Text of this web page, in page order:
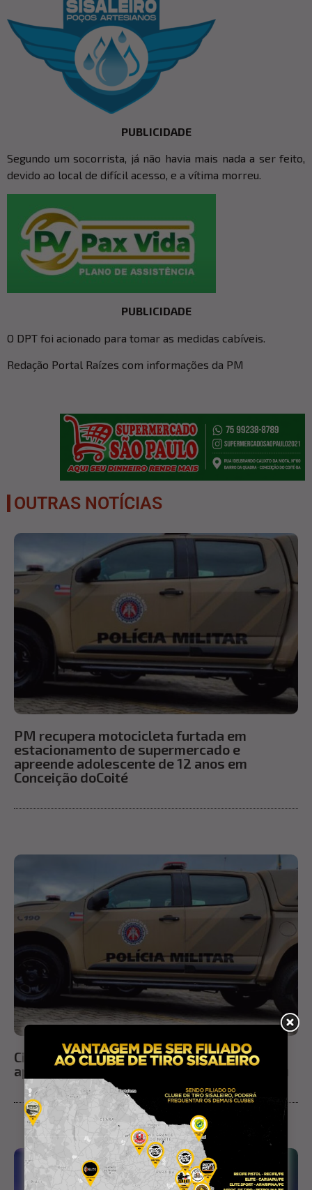
PUBLICIDADE
Segundo um socorrista, já não havia mais nada a ser feito,
devido ao local de difícil acesso, e a vítima morreu.
PUBLICIDADE
O DPT foi acionado para tomar as medidas cabíveis.
Redação Portal Raízes com informações da PM
OUTRAS NOTÍCIAS
PM recupera motocicleta furtada em
estacionamento de supermercado e
apreende adolescente de 12 anos em
Conceição doCoité
Cinco pessoas são conduzidas à delegacia
após ação da PM por uso de drogas em Ichu